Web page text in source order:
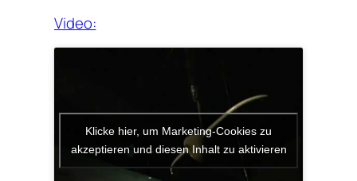
Video:
Klicke hier, um Marketing-Cookies zu
akzeptieren und diesen Inhalt zu aktivieren